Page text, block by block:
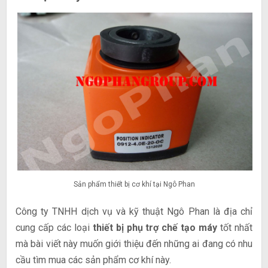
Sản phẩm thiết bị cơ khí tại Ngô Phan
Công ty TNHH dịch vụ và kỹ thuật Ngô Phan là địa chỉ
cung cấp các loại thiết bị phụ trợ chế tạo máy tốt nhất
mà bài viết này muốn giới thiệu đến những ai đang có nhu
cầu tìm mua các sản phẩm cơ khí này.